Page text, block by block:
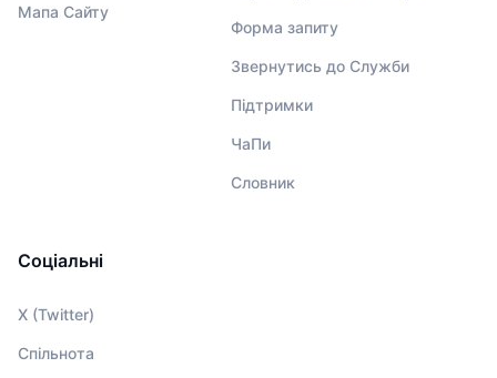
Мапа Сайту
Форма запиту
Звернутись до Служби
Підтримки
ЧаПи
Словник
Соціальні
X (Twitter)
Спільнота